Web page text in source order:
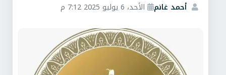
أحمد غانم الأحد، 6 يوليو 2025 7:12 م